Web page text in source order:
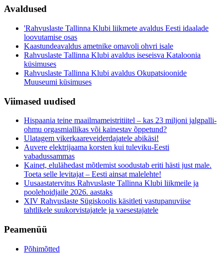
Avaldused
'Rahvuslaste Tallinna Klubi liikmete avaldus Eesti idaalade
loovutamise osas
Kaastundeavaldus ametnike omavoli ohvri isale
Rahvuslaste Tallinna Klubi avaldus iseseisva Kataloonia
küsimuses
Rahvuslaste Tallinna Klubi avaldus Okupatsioonide
Muuseumi küsimuses
Viimased uudised
Hispaania teine maailmameistritiitel – kas 23 miljoni jalgpalli-
ohmu orgasmiallikas või kainestav õppetund?
Ulatagem vikerkaareveiderdajatele abikäsi!
Auvere elektrijaama korsten kui tuleviku-Eesti
vabadussammas
Kainet, elulähedast mõtlemist soodustab eriti hästi just male.
Toeta selle levitajat – Eesti ainsat malelehte!
Uusaastatervitus Rahvuslaste Tallinna Klubi liikmeile ja
poolehoidjaile 2026. aastaks
XIV Rahvuslaste Sügiskoolis käsitleti vastupanuviise
tahtlikele suukorvistajatele ja vaesestajatele
Peamenüü
Põhimõtted